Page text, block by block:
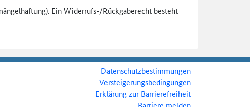
Ein Widerrufs-/Rückgaberecht besteht
Datenschutzbestimmungen
Versteigerungsbedingungen
Erklärung zur Barrierefreiheit